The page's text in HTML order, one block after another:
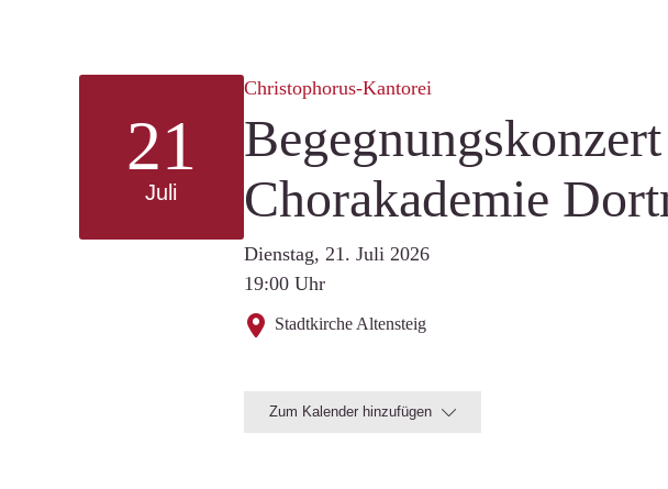
21
Juli
Christophorus-Kantorei
Chorakademie
Dienstag, 21. Juli 2026
19:00 Uhr
Stadtkirche Altensteig
Zum Kalender hinzufügen